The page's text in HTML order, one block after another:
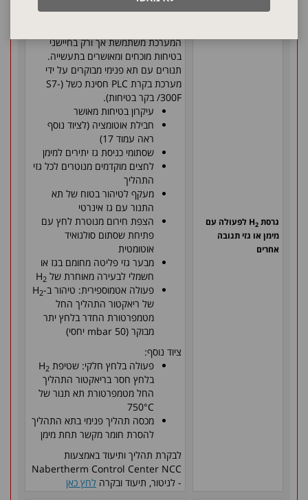
גרסת H 2
לפעולה עם
מימן או גזי תגובה
אחרים
עבור היישומים הללו, המערכות מצוידות
המערכת משתמשת אך ורק בחיישני
בטיחות מוכחים ומאושרים בתעשייה.
תנורים עם תא פנימי מבוקרים על ידי
מערכת בקרת PLC חסינת כשל (S7-
300F/ בקר בטיחות).
עיקרון בטיחות מאושר
חבילת אוטומציה (לציוד נוסף
ראה עמוד 17)
שסתומי כניסת גז יתירים למימן
לחצים מוקדמים מנוטרים לכל גזי
התהליך
מעקף לטיהור בטוח של תא
התנור עם גז אינרטי
הצפת חירום מנוטרת לחץ עם
פתיחת שסתום סולנואיד
אוטומטית
מבער גזי פליטה מחומם בגז או
חשמלי לבעירה מאוחרת של H 2
פעולה אטמוספירית: טיהור ב-H2
של ריאקטור התהליך החל
מטמפרטורת החדר בלחץ יתר
מבוקר (50 mbar יחסי)
ציוד נוסף:
פעולה בלחץ חלקי: שטיפת H 2
בלחץ חסר בריאקטור התהליך
החל מטמפרטורת תא תנור של
750°C
מכסה תהליך פנימי בתא התהליך
להסרת חומר מקשר תחת מימן
לבקרת תהליך ותיעוד באמצעות
Nabertherm Control Center NCC
- לניטור, תיעוד ובקרה לחץ כאן